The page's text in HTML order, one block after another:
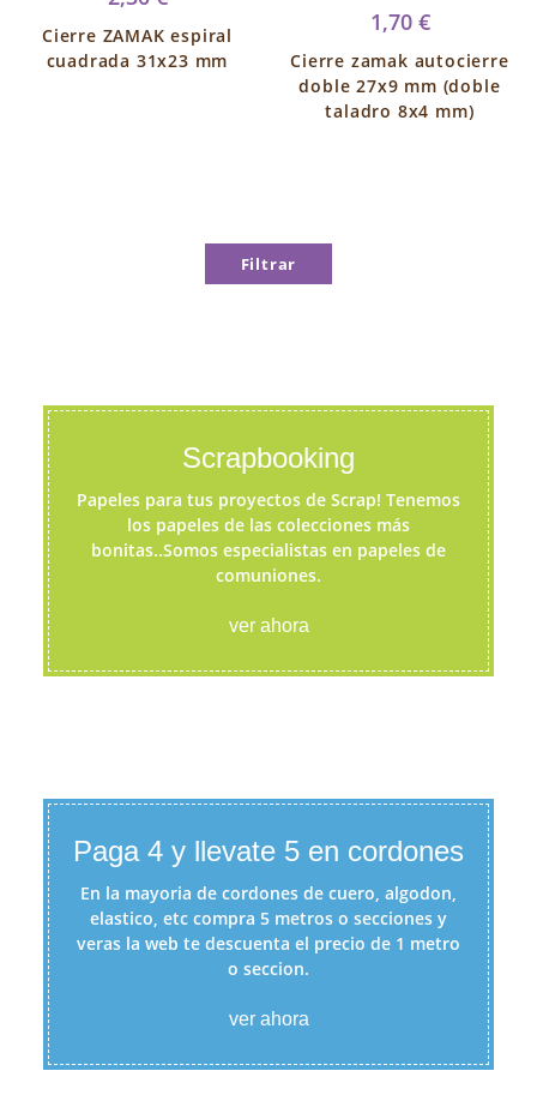
Cierre ZAMAK espiral
cuadrada 31x23 mm
1,70 €
Cierre zamak autocierre
doble 27x9 mm (doble
taladro 8x4 mm)
Filtrar
Scrapbooking
Papeles para tus proyectos de Scrap! Tenemos
los papeles de las colecciones más
bonitas..Somos especialistas en papeles de
comuniones.
ver ahora
Paga 4 y llevate 5 en cordones
En la mayoria de cordones de cuero, algodon,
elastico, etc compra 5 metros o secciones y
veras la web te descuenta el precio de 1 metro
o seccion.
ver ahora